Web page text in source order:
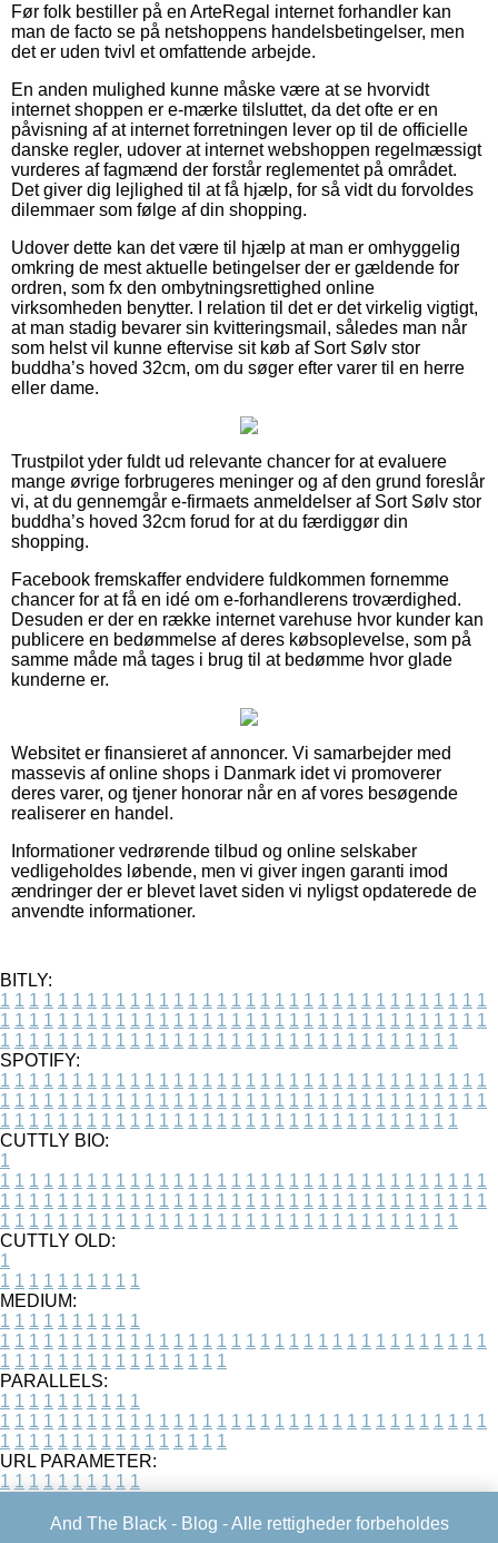
Før folk bestiller på en ArteRegal internet forhandler kan
man de facto se på netshoppens handelsbetingelser, men
det er uden tvivl et omfattende arbejde.
En anden mulighed kunne måske være at se hvorvidt
internet shoppen er e-mærke tilsluttet, da det ofte er en
påvisning af at internet forretningen lever op til de officielle
danske regler, udover at internet webshoppen regelmæssigt
vurderes af fagmænd der forstår reglementet på området.
Det giver dig lejlighed til at få hjælp, for så vidt du forvoldes
dilemmaer som følge af din shopping.
Udover dette kan det være til hjælp at man er omhyggelig
omkring de mest aktuelle betingelser der er gældende for
ordren, som fx den ombytningsrettighed online
virksomheden benytter. I relation til det er det virkelig vigtigt,
at man stadig bevarer sin kvitteringsmail, således man når
som helst vil kunne eftervise sit køb af Sort Sølv stor
buddha’s hoved 32cm, om du søger efter varer til en herre
eller dame.
Trustpilot yder fuldt ud relevante chancer for at evaluere
mange øvrige forbrugeres meninger og af den grund foreslår
vi, at du gennemgår e-firmaets anmeldelser af Sort Sølv stor
buddha’s hoved 32cm forud for at du færdiggør din
shopping.
Facebook fremskaffer endvidere fuldkommen fornemme
chancer for at få en idé om e-forhandlerens troværdighed.
Desuden er der en række internet varehuse hvor kunder kan
publicere en bedømmelse af deres købsoplevelse, som på
samme måde må tages i brug til at bedømme hvor glade
kunderne er.
Websitet er finansieret af annoncer. Vi samarbejder med
massevis af online shops i Danmark idet vi promoverer
deres varer, og tjener honorar når en af vores besøgende
realiserer en handel.
Informationer vedrørende tilbud og online selskaber
vedligeholdes løbende, men vi giver ingen garanti imod
ændringer der er blevet lavet siden vi nyligst opdaterede de
anvendte informationer.
BITLY:
1 1 1 1 1 1 1 1 1 1 1 1 1 1 1 1 1 1 1 1 1 1 1 1 1 1 1 1 1 1 1 1 1 1
1 1 1 1 1 1 1 1 1 1 1 1 1 1 1 1 1 1 1 1 1 1 1 1 1 1 1 1 1 1 1 1 1 1
1 1 1 1 1 1 1 1 1 1 1 1 1 1 1 1 1 1 1 1 1 1 1 1 1 1 1 1 1 1 1 1
SPOTIFY:
1 1 1 1 1 1 1 1 1 1 1 1 1 1 1 1 1 1 1 1 1 1 1 1 1 1 1 1 1 1 1 1 1 1
1 1 1 1 1 1 1 1 1 1 1 1 1 1 1 1 1 1 1 1 1 1 1 1 1 1 1 1 1 1 1 1 1 1
1 1 1 1 1 1 1 1 1 1 1 1 1 1 1 1 1 1 1 1 1 1 1 1 1 1 1 1 1 1 1 1
CUTTLY BIO:
1
1 1 1 1 1 1 1 1 1 1 1 1 1 1 1 1 1 1 1 1 1 1 1 1 1 1 1 1 1 1 1 1 1 1
1 1 1 1 1 1 1 1 1 1 1 1 1 1 1 1 1 1 1 1 1 1 1 1 1 1 1 1 1 1 1 1 1 1
1 1 1 1 1 1 1 1 1 1 1 1 1 1 1 1 1 1 1 1 1 1 1 1 1 1 1 1 1 1 1 1
CUTTLY OLD:
1
1 1 1 1 1 1 1 1 1 1
MEDIUM:
1 1 1 1 1 1 1 1 1 1
1 1 1 1 1 1 1 1 1 1 1 1 1 1 1 1 1 1 1 1 1 1 1 1 1 1 1 1 1 1 1 1 1 1
1 1 1 1 1 1 1 1 1 1 1 1 1 1 1 1
PARALLELS:
1 1 1 1 1 1 1 1 1 1
1 1 1 1 1 1 1 1 1 1 1 1 1 1 1 1 1 1 1 1 1 1 1 1 1 1 1 1 1 1 1 1 1 1
1 1 1 1 1 1 1 1 1 1 1 1 1 1 1 1
URL PARAMETER:
1 1 1 1 1 1 1 1 1 1
And The Black - Blog - Alle rettigheder forbeholdes